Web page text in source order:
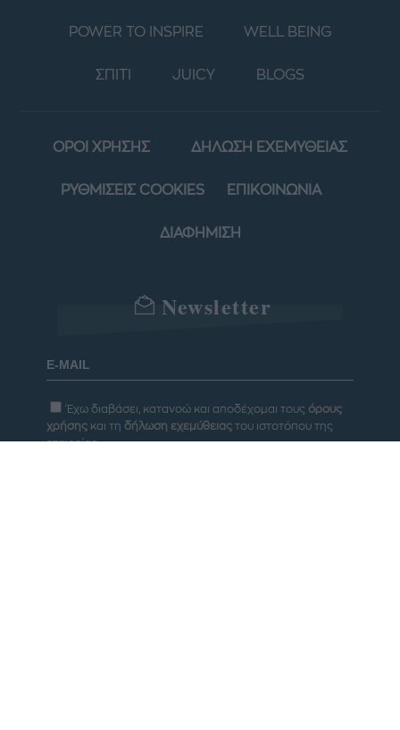
POWER TO INSPIRE WELL BEING
ΣΠΙΤΙ JUICY BLOGS
ΟΡΟΙ ΧΡΗΣΗΣ ΔΗΛΩΣΗ ΕΧΕΜΥΘΕΙΑΣ
ΡΥΘΜΙΣΕΙΣ COOKIES ΕΠΙΚΟΙΝΩΝΙΑ
ΔΙΑΦΗΜΙΣΗ
Newsletter
Έχω διαβάσει, κατανοώ και αποδέχομαι τους όρους
χρήσης και τη δήλωση εχεμύθειας του ιστοτόπου της
εταιρείας